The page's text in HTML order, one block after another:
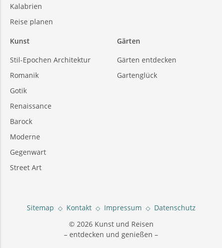
Kalabrien
Reise planen
Kunst
Stil-Epochen Architektur
Romanik
Gotik
Renaissance
Barock
Moderne
Gegenwart
Street Art
Gärten
Gärten entdecken
Gartenglück
Sitemap Kontakt Impressum
Datenschutz
© 2026 Kunst und Reisen
– entdecken und genießen –